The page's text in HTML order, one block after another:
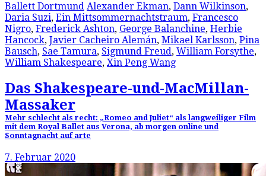
Ballett Dortmund Alexander Ekman, Dann Wilkinson,
Daria Suzi, Ein Mittsommernachtstraum, Francesco
Nigro, Frederick Ashton, George Balanchine, Herbie
Hancock, Javier Cacheiro Alemán, Mikael Karlsson, Pina
Bausch, Sae Tamura, Sigmund Freud, William Forsythe,
William Shakespeare, Xin Peng Wang
Das Shakespeare-und-MacMillan-
Massaker
Mehr schlecht als recht: „Romeo and Juliet“ als langweiliger Film
mit dem Royal Ballet aus Verona, ab morgen online und
Sonntagnacht auf arte
7. Februar 2020